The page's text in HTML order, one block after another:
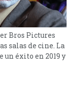
Bros Pictures
salas de cine. La
éxito en 2019 y
Joker: Folie
en la última